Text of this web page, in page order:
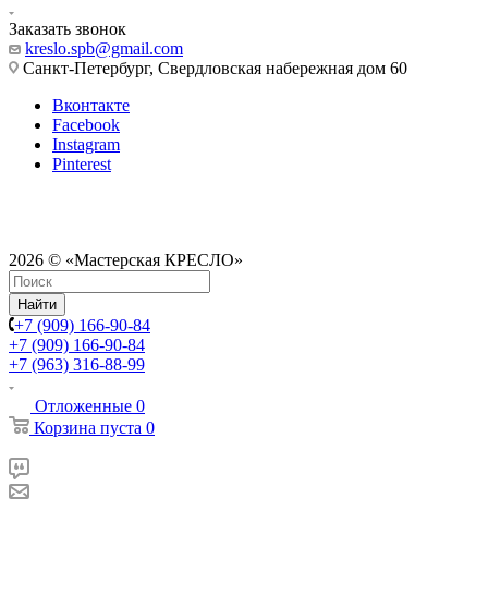
Заказать звонок
kreslo.spb@gmail.com
Санкт-Петербург, Свердловская набережная дом 60
Вконтакте
Facebook
Instagram
Pinterest
2026 © «Мастерская КРЕСЛО»
Найти
+7 (909) 166-90-84
+7 (909) 166-90-84
+7 (963) 316-88-99
Отложенные 0
Корзина пуста 0